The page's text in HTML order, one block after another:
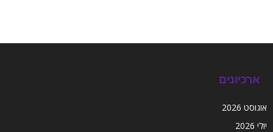
ארכיונים
אוגוסט 2026
יולי 2026